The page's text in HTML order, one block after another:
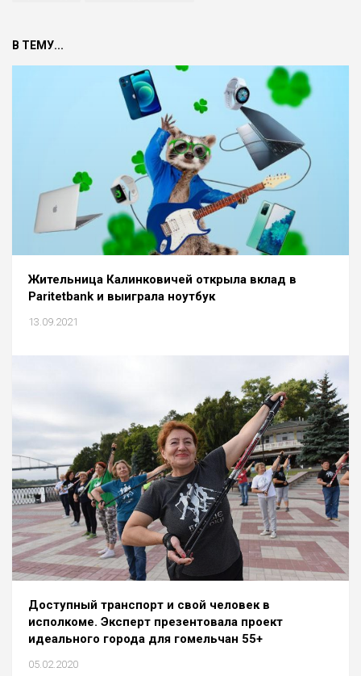
В ТЕМУ...
Жительница Калинковичей открыла вклад в
Paritetbank и выиграла ноутбук
13.09.2021
Доступный транспорт и свой человек в
исполкоме. Эксперт презентовала проект
идеального города для гомельчан 55+
05.02.2020